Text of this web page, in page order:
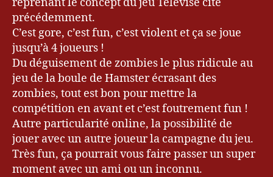
précédemment.
C’est gore, c’est fun, c’est violent et ça se joue
jusqu’à 4 joueurs !
Du déguisement de zombies le plus ridicule au
jeu de la boule de Hamster écrasant des
zombies, tout est bon pour mettre la
compétition en avant et c’est foutrement fun !
Autre particularité online, la possibilité de
jouer avec un autre joueur la campagne du jeu.
Très fun, ça pourrait vous faire passer un super
moment avec un ami ou un inconnu.